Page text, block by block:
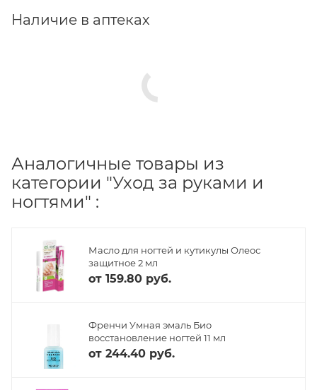
Наличие в аптеках
Аналогичные товары из
категории "Уход за руками и
ногтями" :
Масло для ногтей и кутикулы Олеос
защитное 2 мл
от 159.80 руб.
Френчи Умная эмаль Био
восстановление ногтей 11 мл
от 244.40 руб.